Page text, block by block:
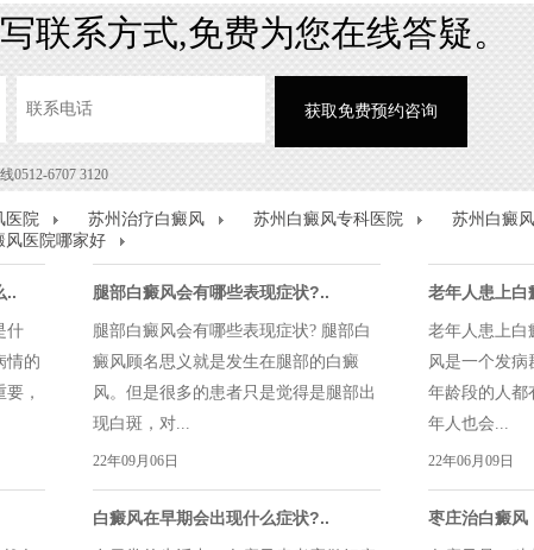
联系方式,免费为您在线答疑。
0512-6707 3120
医院 苏州治疗白癜风 苏州白癜风专科医院 苏州白癜
风医院哪家好
..
什
情的
，
腿部白癜风会有哪些表现症状?..
腿部白癜风会有哪些表现症状? 腿部白
癜风顾名思义就是发生在腿部的白癜
风。但是很多的患者只是觉得是腿部出
现白斑，对...
22年09月06日
老年人患上白
老年人患上白
风是一个发
年龄段的人都
年人也会...
22年06月09日
白癜风在早期会出现什么症状?.. 枣庄治白癜风